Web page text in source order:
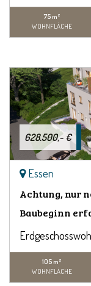
75 m²
WOHNFLÄCHE
628.500,- €
Essen
Achtung, nur
Baubeginn
105 m²
WOHNFLÄCHE